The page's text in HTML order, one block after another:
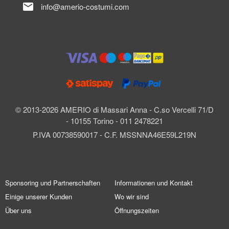
© 2013-2026 AMERIO di Massari Anna - C.so Vercelli 71/D
- 10155 Torino - 011 2478221
P.IVA 00738590017 - C.F. MSSNNA46E59L219N
mail info@amerio-costumi.com
Sponsoring und Partnerschaften
Einige unserer Kunden
Über uns
Informationen und Kontakt
Wo wir sind
Öffnungszeiten